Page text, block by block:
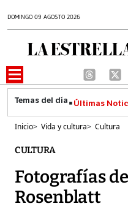
DOMINGO 09 AGOSTO 2026
Últimas
Inicio> Vida y cultura> Cultura
CULTURA
Fotografías
Rosenblatt